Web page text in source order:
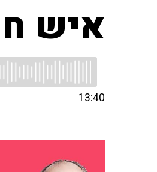
איש
13:40